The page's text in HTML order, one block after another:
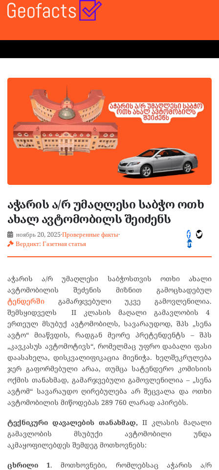
აჭარის ა/რ უმაღლესი საბჭო ოთხ
ახალ ავტომობილს შეიძენს
ноябрь 20, 2025·Проверенные факты·
Вердикт: Газетная статья
აჭარის ა/რ უმაღლესი საბჭოსთვის ოთხი ახალი
ავტომობილის შეძენის მიზნით გამოცხადებულ
ტენდერში გამარჯვებული უკვე გამოვლენილია.
შემსყიდველს II კლასის მაღალი გამავლობის 4
ერთეულ მსუბუქ ავტომობილს, სავარაუდოდ, შპს „სენა
ავტო“ მიაწვდის, რადგან მეორე პრეტენდენტს – შპს
„კავკასუს ავტომოტივს“, რომელმაც უფრო დაბალი ფასი
დაასახელა, დისკვალიფიკაცია მიენიჭა. ხელშეკრულება
ჯერ გაფორმებული არაა, თუმცა სატენდერო კომისიის
ოქმის თანახმად, გამარჯვებული გამოვლენილია – „სენა
ავტომ“ სავარაუდო ღირებულება არ შეცვალა და ოთხი
ავტომობილის მიწოდებას 289 760 ლარად აპირებს.
ტექნიკური დავალების თანახმად, II კლასის მაღალი
გამავლობის მსუბუქი ავტომობილი უნდა
აკმაყოფილებდეს შემდეგ მოთხოვნებს:
ცხრილი 1. მოთხოვნები, რომლებსაც აჭარის ა/რ